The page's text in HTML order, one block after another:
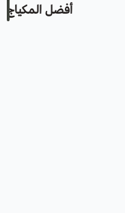
أفضل المكياج